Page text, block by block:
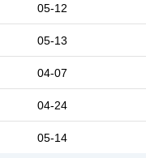
05-12
05-13
04-07
04-24
05-14